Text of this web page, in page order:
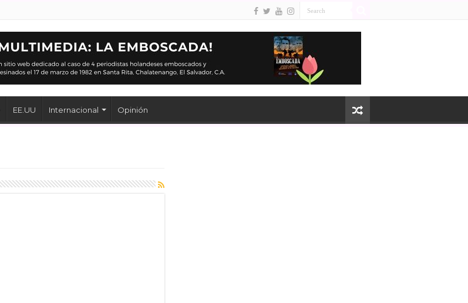
EE.UU Internacional Opinión